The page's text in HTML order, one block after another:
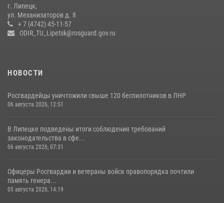
17 июля 2026, 12:26 5
г. Липецк,
ул. Механизаторов д. 8
+ 7 (4742) 45-11-57
ODIR_TU_Lipetsk@rosguard.gov.ru
НОВОСТИ
Росгвардейцы уничтожили свыше 120 беспилотников в ЛНР
06 августа 2026, 12:51
В Липецке подведены итоги соблюдения требований
законодательства в сфе...
06 августа 2026, 07:31
Офицеры Росгвардии и ветераны войск правопорядка почтили
память генера...
05 августа 2026, 14:19